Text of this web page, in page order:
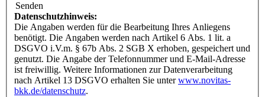
Senden
Datenschutzhinweis:
Die Angaben werden für die Bearbeitung Ihres Anliegens
benötigt. Die Angaben werden nach Artikel 6 Abs. 1 lit. a
DSGVO i.V.m. § 67b Abs. 2 SGB X erhoben, gespeichert und
genutzt. Die Angabe der Telefonnummer und E-Mail-Adresse
ist freiwillig. Weitere Informationen zur Datenverarbeitung
nach Artikel 13 DSGVO erhalten Sie unterwww.novitas-
bkk.de/datenschutz.